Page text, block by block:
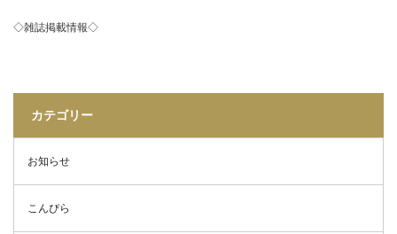
◇雑誌掲載情報◇
カテゴリー
お知らせ
こんぴら